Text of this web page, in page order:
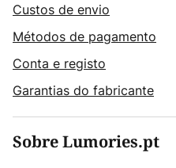
Custos de envio
Métodos de pagamento
Conta e registo
Garantias do fabricante
Sobre Lumories.pt